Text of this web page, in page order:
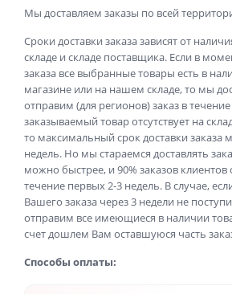
Мы доставляем заказы по всей
Сроки доставки заказа зависят от
складе и складе поставщика. Если в
заказа все выбранные товары есть в
магазине или на нашем складе, то мы
отправим (для регионов) заказ в течение
заказываемый товар отсутствует на
то максимальный срок доставки заказа
недель. Но мы стараемся доставлять
можно быстрее, и 90% заказов клиентов
течение первых 2-3 недель. В случае,
Вашего заказа через 3 недели не
отправим все имеющиеся в наличии
счет дошлем Вам оставшуюся часть
Способы оплаты: